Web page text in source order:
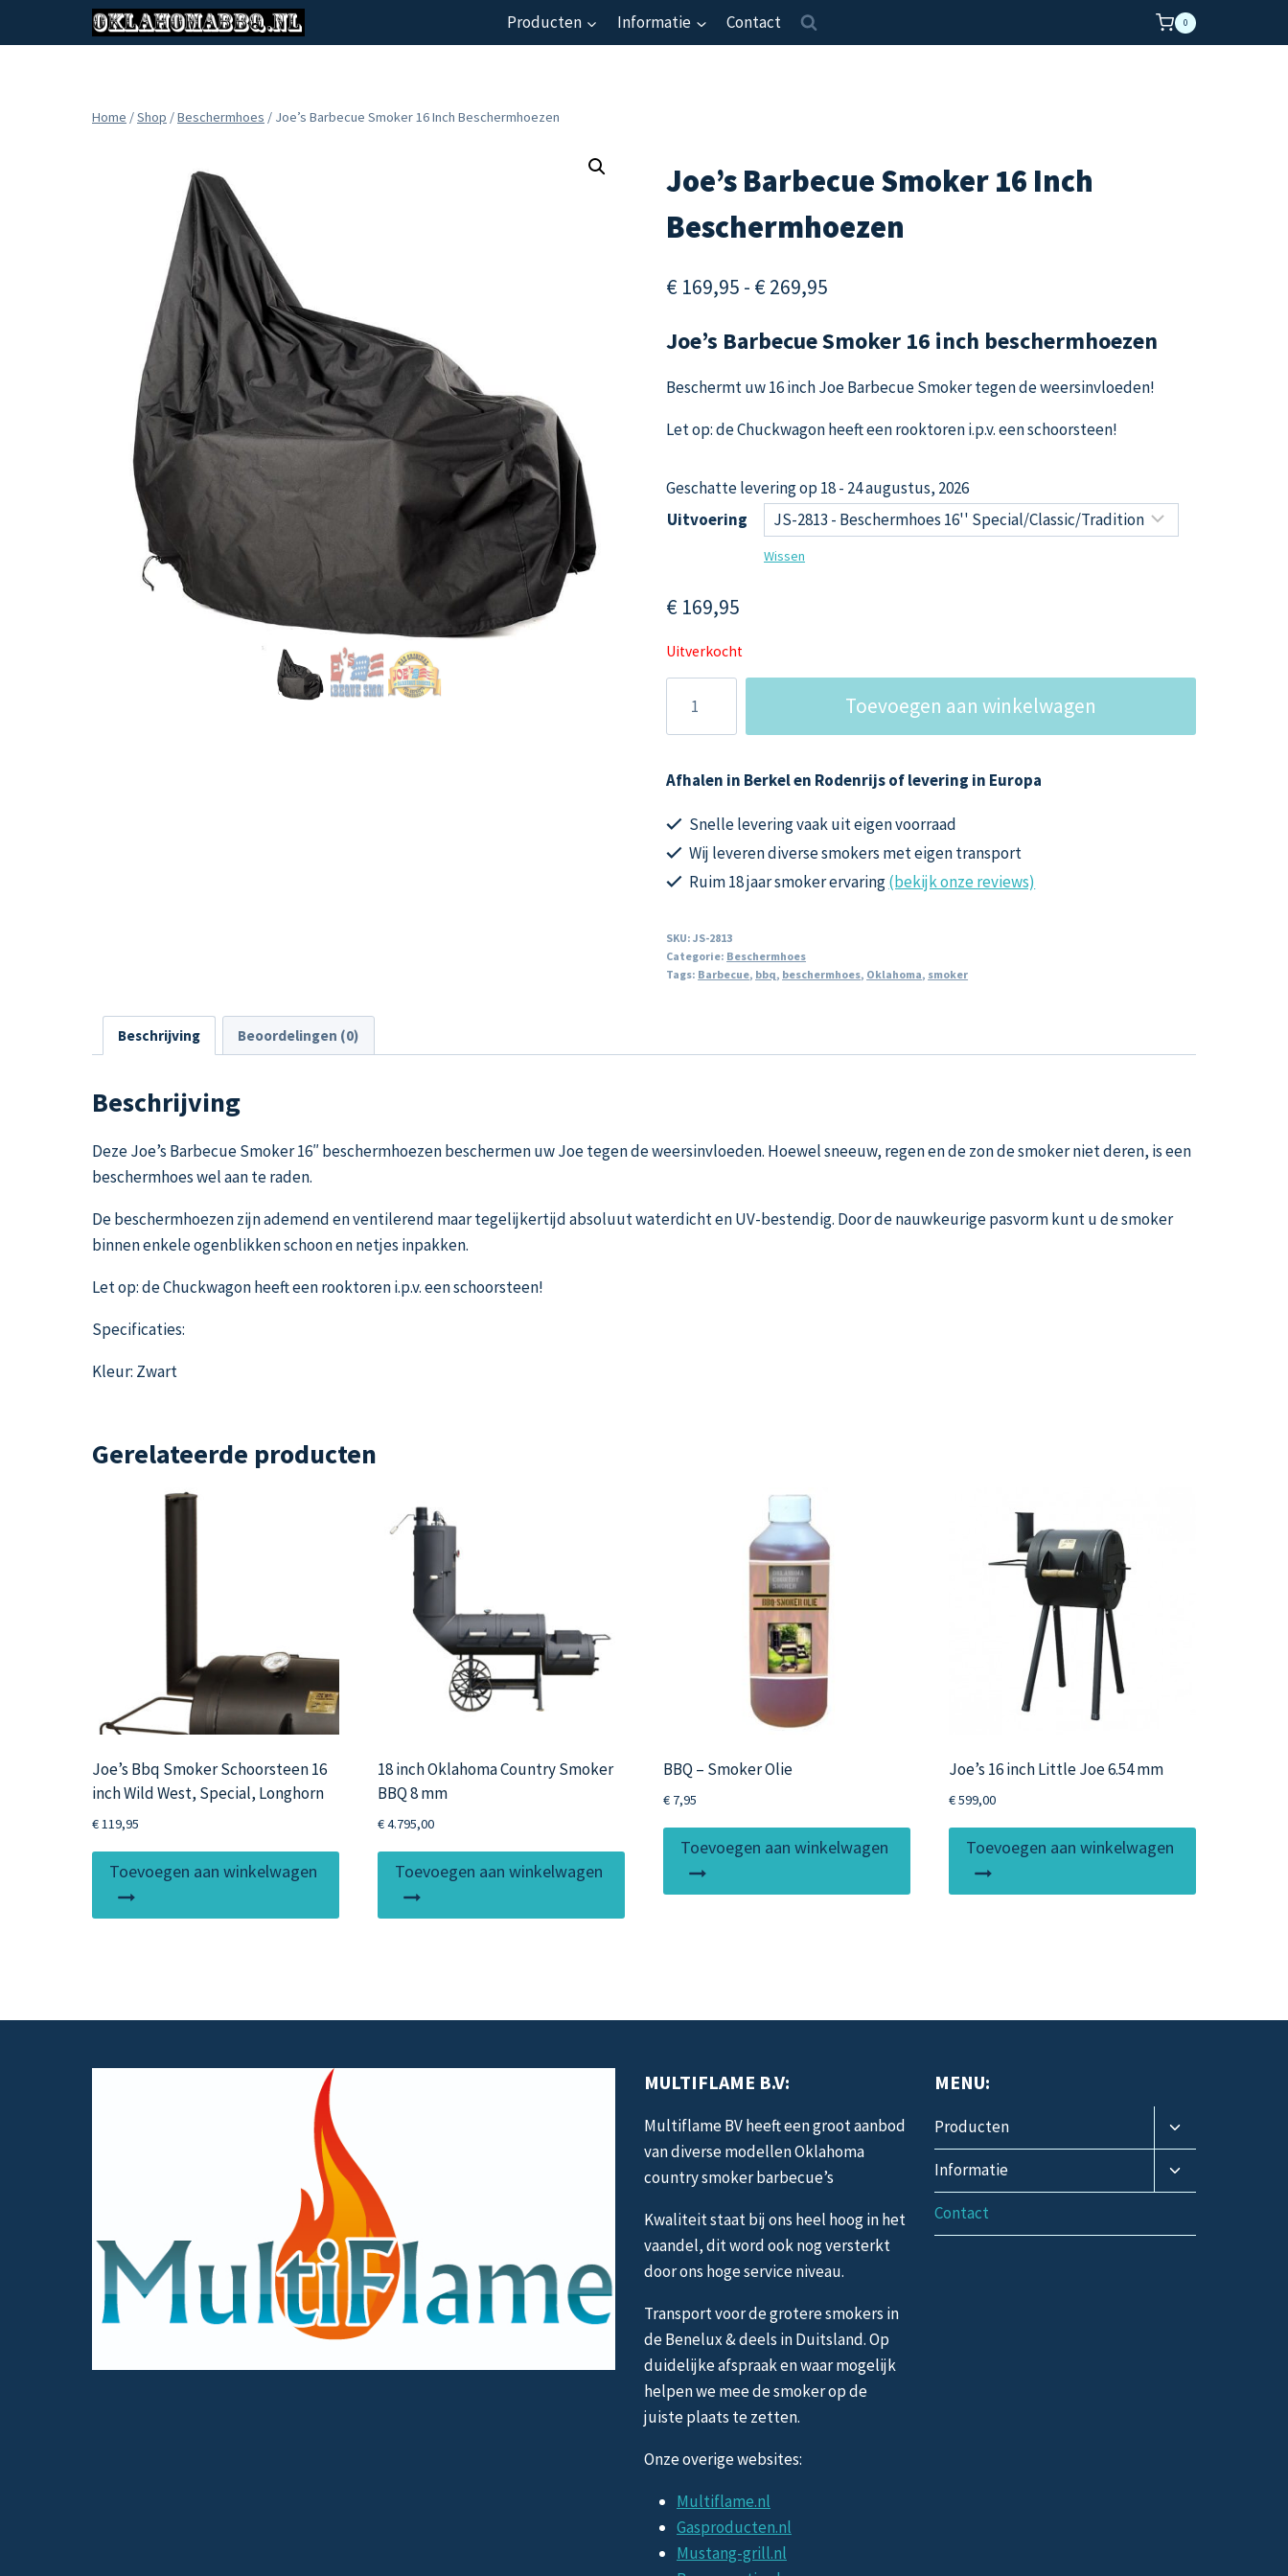
Producten Informatie Contact 0
Home /Shop /Beschermhoes / Joe’s Barbecue Smoker 16 Inch Beschermhoezen
Joe’s Barbecue Smoker 16 Inch
Beschermhoezen
€ 169,95 - € 269,95
tot
€ 269,95
Joe’s Barbecue Smoker 16 inch beschermhoezen
Beschermt uw 16 inch Joe Barbecue Smoker tegen de weersinvloeden!
Let op: de Chuckwagon heeft een rooktoren i.p.v. een schoorsteen!
Geschatte levering op 18 - 24 augustus, 2026
Uitvoering
Wissen
€ 169,95
Uitverkocht
Barbecue
Smoker
Inch
Beschermhoezen
aantal
Toevoegen aan winkelwagen
Afhalen in Berkel en Rodenrijs of levering in Europa
Snelle levering vaak uit eigen voorraad
Wij leveren diverse smokers met eigen transport
Ruim 18 jaar smoker ervaring(bekijk onze reviews)
SKU:JS-2813
Categorie: Beschermhoes
Tags: Barbecue, bbq, beschermhoes, Oklahoma, smoker
Beschrijving Beoordelingen (0)
Beschrijving
Deze Joe’s Barbecue Smoker 16″ beschermhoezen beschermen uw Joe tegen de weersinvloeden. Hoewel sneeuw, regen en de zon de smoker niet deren, is een
beschermhoes wel aan te raden.
De beschermhoezen zijn ademend en ventilerend maar tegelijkertijd absoluut waterdicht en UV-bestendig. Door de nauwkeurige pasvorm kunt u de smoker
binnen enkele ogenblikken schoon en netjes inpakken.
Let op: de Chuckwagon heeft een rooktoren i.p.v. een schoorsteen!
Specificaties:
Kleur: Zwart
Gerelateerde producten
Joe’s Bbq Smoker Schoorsteen 16
inch Wild West, Special, Longhorn
€119,95
Toevoegen aan winkelwagen
18 inch Oklahoma Country Smoker
BBQ 8 mm
€4.795,00
Toevoegen aan winkelwagen
BBQ – Smoker Olie
€ 7,95
Toevoegen aan winkelwagen
Joe’s 16 inch Little Joe 6.54 mm
€599,00
Toevoegen aan winkelwagen
MULTIFLAME B.V:
Multiflame BV heeft een groot aanbod
van diverse modellen Oklahoma
country smoker barbecue’s
Kwaliteit staat bij ons heel hoog in het
vaandel, dit word ook nog versterkt
door ons hoge service niveau.
Transport voor de grotere smokers in
de Benelux & deels in Duitsland. Op
duidelijke afspraak en waar mogelijk
helpen we mee de smoker op de
juiste plaats te zetten.
Onze overige websites:
Multiflame.nl
Gasproducten.nl
Mustang-grill.nl
MENU:
Producten
Toggle
submenu
Informatie
Toggle
submenu
Contact